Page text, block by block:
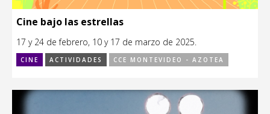
Cine bajo las estrellas
17 y 24 de febrero, 10 y 17 de marzo de 2025.
CINE ACTIVIDADES CCE MONTEVIDEO - AZOTEA